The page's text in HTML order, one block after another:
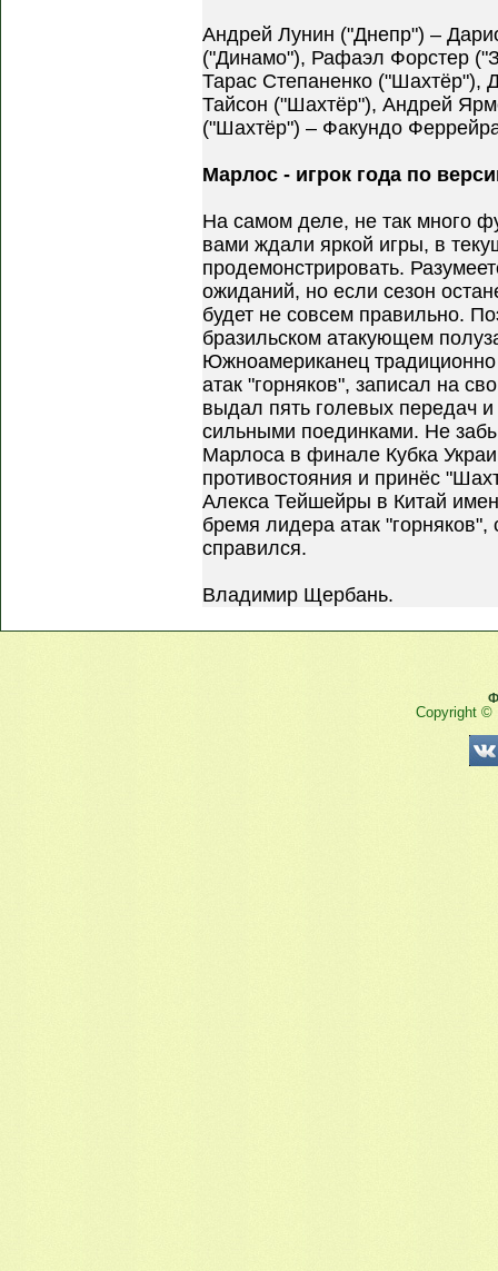
Андрей Лунин ("Днепр") –
("Динамо"), Рафаэл Форстер
Тарас Степаненко ("Шахтёр"),
Тайсон ("Шахтёр"), Андрей
("Шахтёр") – Факундо
Марлос - игрок года по
На самом деле, не так много
вами ждали яркой игры, в
продемонстрировать.
ожиданий, но если сезон
будет не совсем правильно.
бразильском атакующем
Южноамериканец традиционно
атак "горняков", записал на
выдал пять голевых передач
сильными поединками. Не
Марлоса в финале Кубка
противостояния и принёс
Алекса Тейшейры в Китай
бремя лидера атак
справился.
Владимир Щербань.
Copyright ©